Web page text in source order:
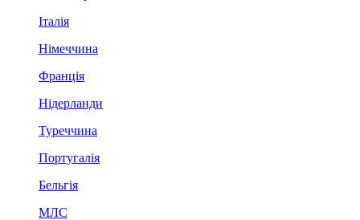
Італія
Німеччина
Франція
Нідерланди
Туреччина
Португалія
Бельгія
МЛС